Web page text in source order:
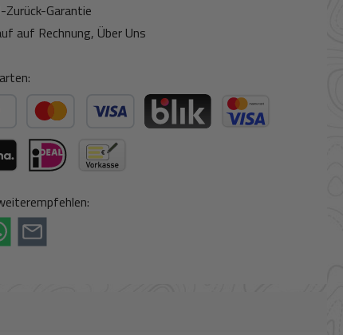
Zurück-Garantie
auf Rechnung, Über Uns
Bezahlen
Kredit- oder Debitkarte